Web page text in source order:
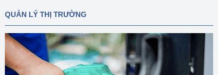
QUẢN LÝ THỊ TRƯỜNG